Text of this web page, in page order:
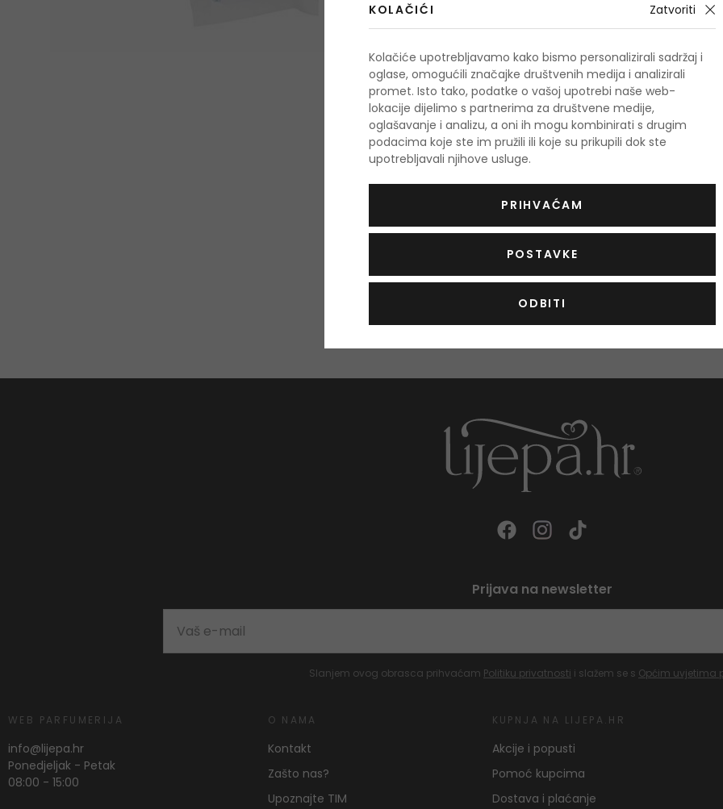
OPIS OCJENA
Još nema
Podaci
OSTALE
Prijava na newsletter
Slanjem ovog obrasca prihvaćam Politiku privatnosti i slažem se s Općim uvjetima
WEB PARFUMERIJA
info@lijepa.hr
Ponedjeljak - Petak
08:00 - 15:00
O NAMA
Kontakt
Zašto nas?
Upoznajte TIM
KUPNJA NA LIJEPA.HR
Akcije i popusti
Pomoć kupcima
Dostava i plaćanje
KOLAČIĆI Zatvoriti
Kolačiće upotrebljavamo kako bismo personalizirali sadržaj i
oglase, omogućili značajke društvenih medija i analizirali
promet. Isto tako, podatke o vašoj upotrebi naše web-
lokacije dijelimo s partnerima za društvene medije,
oglašavanje i analizu, a oni ih mogu kombinirati s drugim
podacima koje ste im pružili ili koje su prikupili dok ste
upotrebljavali njihove usluge.
PRIHVAĆAM
POSTAVKE
ODBITI